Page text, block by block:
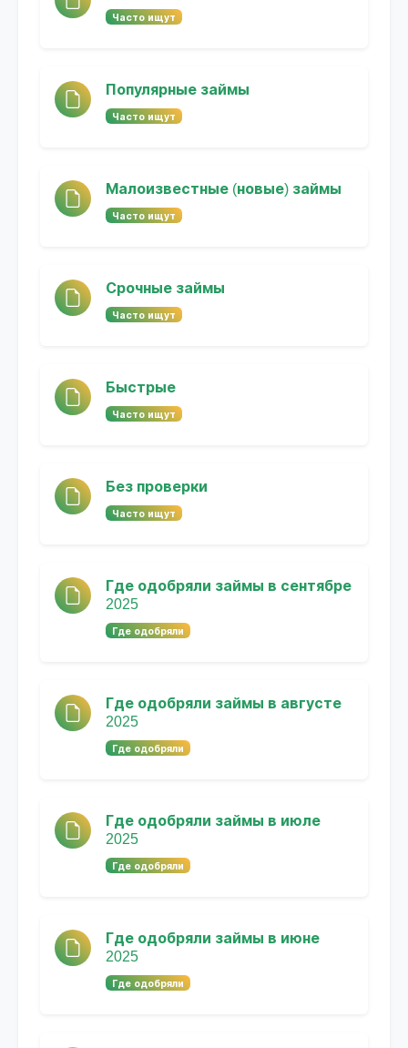
Часто ищут
Популярные займы
Часто ищут
Малоизвестные (новые) займы
Часто ищут
Срочные займы
Часто ищут
Быстрые
Часто ищут
Без проверки
Часто ищут
Где одобряли займы в сентябре
2025
Где одобряли
Где одобряли займы в августе
2025
Где одобряли
Где одобряли займы в июле
2025
Где одобряли
Где одобряли займы в июне
2025
Где одобряли